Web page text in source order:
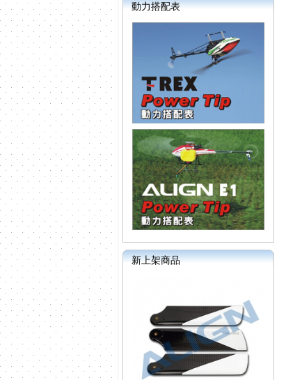
動力搭配表
新上架商品